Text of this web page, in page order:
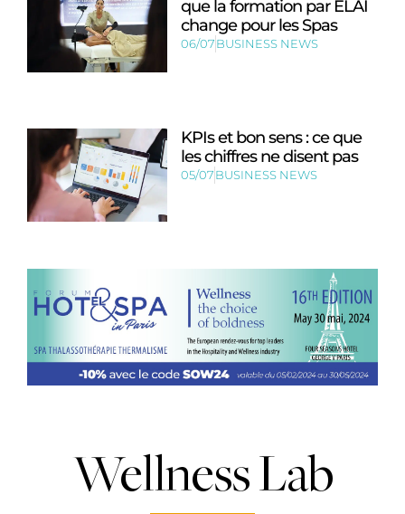
que la formation par ELAI
change pour les Spas
06/07BUSINESS NEWS
KPIs et bon sens : ce que
les chiffres ne disent pas
05/07BUSINESS NEWS
Wellness Lab